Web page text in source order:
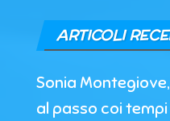
ARTICOLI
Sonia
al passo coi